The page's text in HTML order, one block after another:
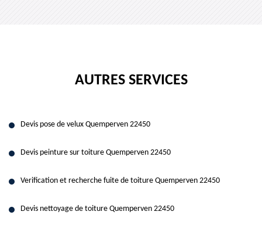
AUTRES SERVICES
Devis pose de velux Quemperven 22450
Devis peinture sur toiture Quemperven 22450
Verification et recherche fuite de toiture Quemperven 22450
Devis nettoyage de toiture Quemperven 22450